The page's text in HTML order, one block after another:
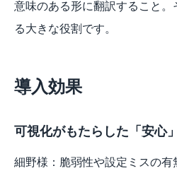
意味のある形に翻訳すること
る大きな役割です。
導入効果
可視化がもたらした「安心
細野様：脆弱性や設定ミスの有